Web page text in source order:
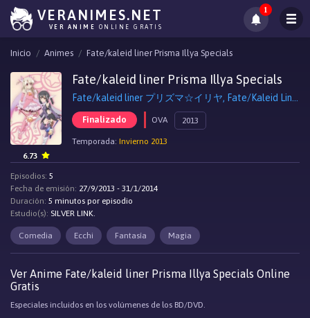
VERANIMES.NET
VER ANIME ONLINE GRATIS
1
Inicio Animes Fate/kaleid liner Prisma Illya Specials
Fate/kaleid liner Prisma Illya Specials
Finalizado OVA 2013
Temporada: Invierno 2013
6.73
Episodios: 5
Fecha de emisión: 27/9/2013 - 31/1/2014
Duración: 5 minutos por episodio
Estudio(s): SILVER LINK.
Comedia Ecchi Fantasía Magia
Ver Anime Fate/kaleid liner Prisma Illya Specials Online
Gratis
Especiales incluidos en los volúmenes de los BD/DVD.